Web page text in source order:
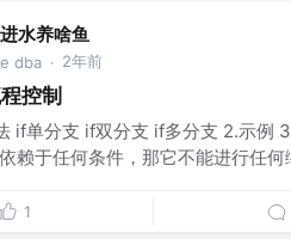
水养啥鱼
dba · 2年前
控制
if单分支 if双分支 if多分支 2.示例
赖于任何条件，那它不能进行任
1